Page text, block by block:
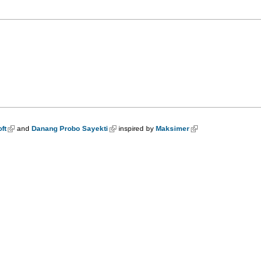
(link is external)
and Danang Probo Sayekti (link is external)
inspired by Maksimer(link is external)